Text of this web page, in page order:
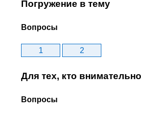
Погружение в тему
Вопросы
1 2
Для тех, кто
Вопросы